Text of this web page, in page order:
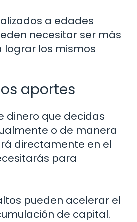
a edades
necesitar ser más
lograr los mismos
aportes
dinero que decidas
o de manera
directamente en el
para
pueden acelerar el
de capital.